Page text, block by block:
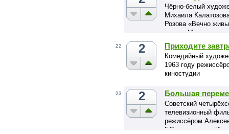
Чёрно-белый
Михаила
Розова «Вечно
ветви»
22 2 Приходите
Комедийный
1963 году
киностудии
23 2 Большая
Советский
телевизионный
режиссёром
Г.Садовникова